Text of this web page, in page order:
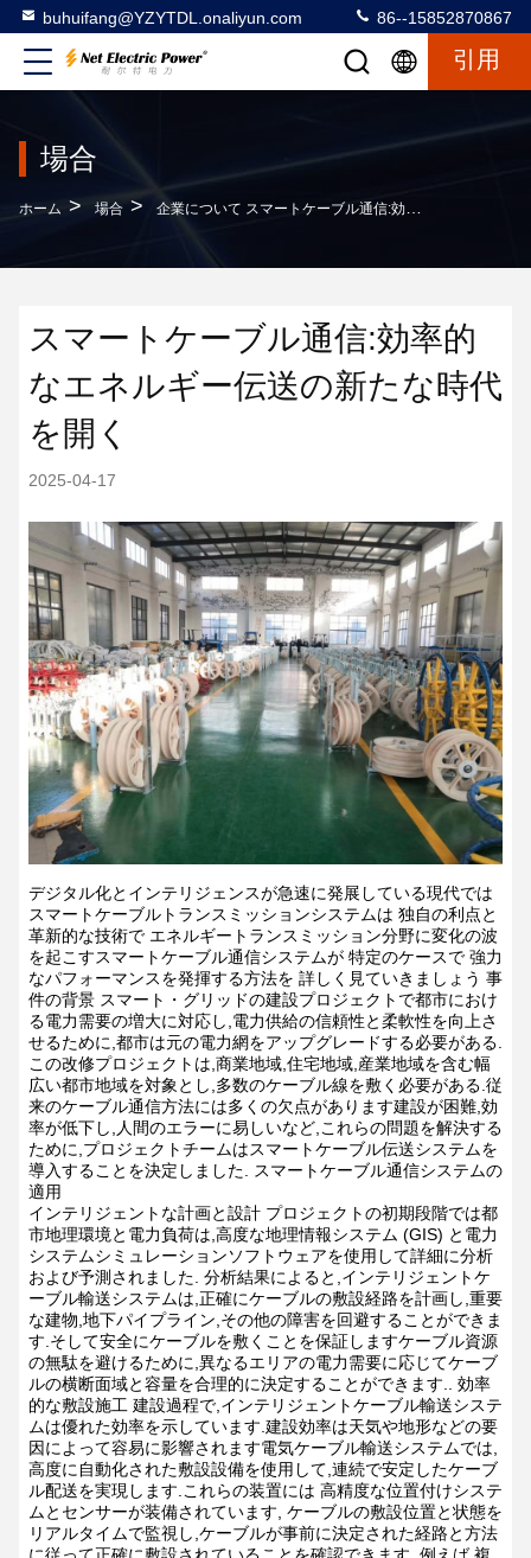
buhuifang@YZYTDL.onaliyun.com 86--15852870867
引用
場合
ホーム > 場合 > 企業について スマートケーブル通信:効率的なエネルギー伝送の新たな時代を開く
スマートケーブル通信:効率的
なエネルギー伝送の新たな時代
を開く
2025-04-17
デジタル化とインテリジェンスが急速に発展している現代では
スマートケーブルトランスミッションシステムは 独自の利点と
革新的な技術で エネルギートランスミッション分野に変化の波
を起こすスマートケーブル通信システムが 特定のケースで 強力
なパフォーマンスを発揮する方法を 詳しく見ていきましょう 事
件の背景 スマート・グリッドの建設プロジェクトで都市におけ
る電力需要の増大に対応し,電力供給の信頼性と柔軟性を向上さ
せるために,都市は元の電力網をアップグレードする必要がある.
この改修プロジェクトは,商業地域,住宅地域,産業地域を含む幅
広い都市地域を対象とし,多数のケーブル線を敷く必要がある.従
来のケーブル通信方法には多くの欠点があります建設が困難,効
率が低下し,人間のエラーに易しいなど,これらの問題を解決する
ために,プロジェクトチームはスマートケーブル伝送システムを
導入することを決定しました.
スマートケーブル通信システムの
適用
インテリジェントな計画と設計 プロジェクトの初期段階では都
市地理環境と電力負荷は,高度な地理情報システム (GIS) と電力
システムシミュレーションソフトウェアを使用して詳細に分析
および予測されました. 分析結果によると,インテリジェントケ
ーブル輸送システムは,正確にケーブルの敷設経路を計画し,重要
な建物,地下パイプライン,その他の障害を回避することができま
す.そして安全にケーブルを敷くことを保証しますケーブル資源
の無駄を避けるために,異なるエリアの電力需要に応じてケーブ
ルの横断面域と容量を合理的に決定することができます..
効率
的な敷設施工 建設過程で,インテリジェントケーブル輸送システ
ムは優れた効率を示しています.建設効率は天気や地形などの要
因によって容易に影響されます電気ケーブル輸送システムでは,
高度に自動化された敷設設備を使用して,連続で安定したケーブ
ル配送を実現します.これらの装置には 高精度な位置付けシステ
ムとセンサーが装備されています, ケーブルの敷設位置と状態を
リアルタイムで監視し,ケーブルが事前に決定された経路と方法
に従って正確に敷設されていることを確認できます. 例えば,複